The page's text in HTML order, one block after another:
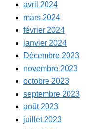
avril 2024
mars 2024
février 2024
janvier 2024
Décembre 2023
novembre 2023
octobre 2023
septembre 2023
août 2023
juillet 2023